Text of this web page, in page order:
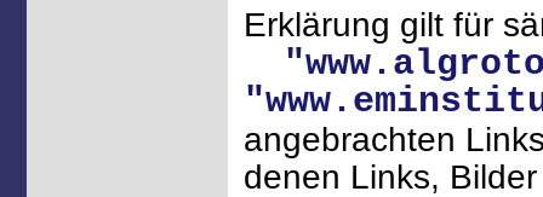
Erklärung gilt für
angebrachten
denen Links,